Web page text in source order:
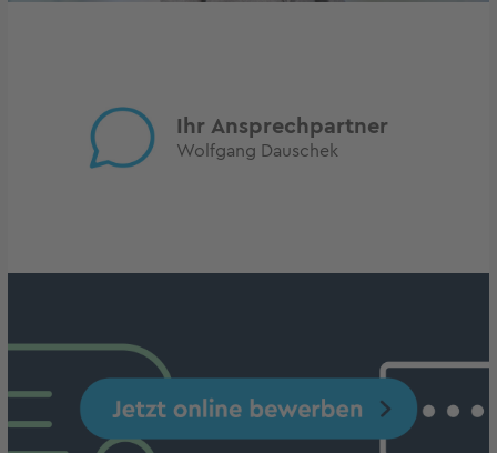
Ihr Ansprechpartner
Wolfgang Dauschek